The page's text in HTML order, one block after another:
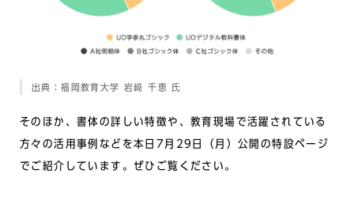
出典：福岡教育大学 岩﨑 千恵 氏
そのほか、書体の詳しい特徴や、教育現場で活躍されている
方々の活用事例などを本日7月29日（月）公開の特設ページ
でご紹介しています。ぜひご覧ください。